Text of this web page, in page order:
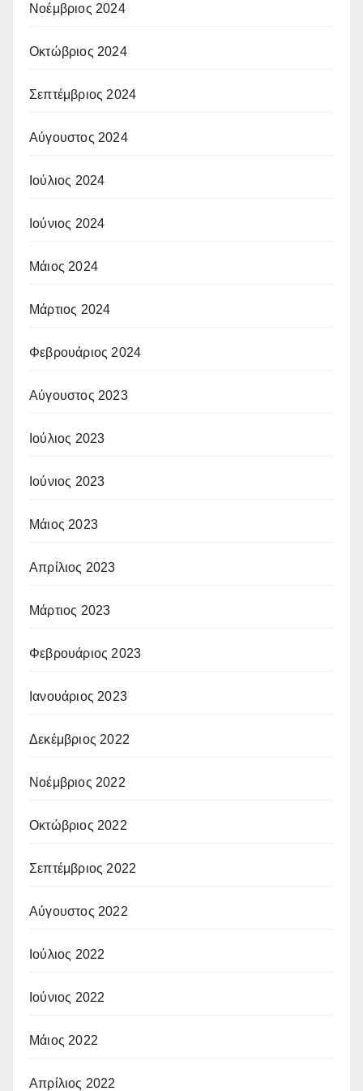
Νοέμβριος 2024
Οκτώβριος 2024
Σεπτέμβριος 2024
Αύγουστος 2024
Ιούλιος 2024
Ιούνιος 2024
Μάιος 2024
Μάρτιος 2024
Φεβρουάριος 2024
Αύγουστος 2023
Ιούλιος 2023
Ιούνιος 2023
Μάιος 2023
Απρίλιος 2023
Μάρτιος 2023
Φεβρουάριος 2023
Ιανουάριος 2023
Δεκέμβριος 2022
Νοέμβριος 2022
Οκτώβριος 2022
Σεπτέμβριος 2022
Αύγουστος 2022
Ιούλιος 2022
Ιούνιος 2022
Μάιος 2022
Απρίλιος 2022